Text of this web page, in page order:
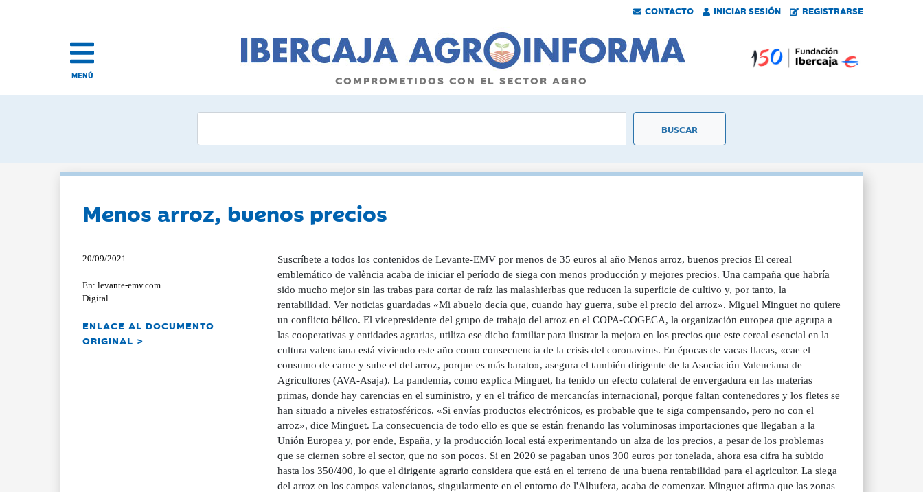
CONTACTO INICIAR SESIÓN REGISTRARSE
MENÚ COMPROMETIDOS CON EL SECTOR AGRO
Menos arroz, buenos precios
20/09/2021
En: levante-emv.com
Digital
ENLACE AL DOCUMENTO
ORIGINAL >
Suscríbete a todos los contenidos de Levante-EMV por menos de 35 euros al año Menos arroz, buenos precios El cereal
emblemático de valència acaba de iniciar el período de siega con menos producción y mejores precios. Una campaña que habría
sido mucho mejor sin las trabas para cortar de raíz las malashierbas que reducen la superficie de cultivo y, por tanto, la
rentabilidad. Ver noticias guardadas «Mi abuelo decía que, cuando hay guerra, sube el precio del arroz». Miguel Minguet no quiere
un conflicto bélico. El vicepresidente del grupo de trabajo del arroz en el COPA-COGECA, la organización europea que agrupa a
las cooperativas y entidades agrarias, utiliza ese dicho familiar para ilustrar la mejora en los precios que este cereal esencial en la
cultura valenciana está viviendo este año como consecuencia de la crisis del coronavirus. En épocas de vacas flacas, «cae el
consumo de carne y sube el del arroz, porque es más barato», asegura el también dirigente de la Asociación Valenciana de
Agricultores (AVA-Asaja). La pandemia, como explica Minguet, ha tenido un efecto colateral de envergadura en las materias
primas, donde hay carencias en el suministro, y en el tráfico de mercancías internacional, porque faltan contenedores y los fletes se
han situado a niveles estratosféricos. «Si envías productos electrónicos, es probable que te siga compensando, pero no con el
arroz», dice Minguet. La consecuencia de todo ello es que se están frenando las voluminosas importaciones que llegaban a la
Unión Europea y, por ende, España, y la producción local está experimentando un alza de los precios, a pesar de los problemas
que se ciernen sobre el sector, que no son pocos. Si en 2020 se pagaban unos 300 euros por tonelada, ahora esa cifra ha subido
hasta los 350/400, lo que el dirigente agrario considera que está en el terreno de una buena rentabilidad para el agricultor. La siega
del arroz en los campos valencianos, singularmente en el entorno de l'Albufera, acaba de comenzar. Minguet afirma que las zonas